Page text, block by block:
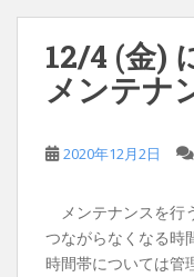
12/4 (金)
メンテナ
2020年12月2日
メンテナンスを行
つながらなくなる時
時間帯については管